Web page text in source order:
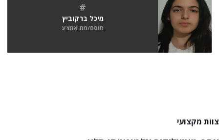
#
מיכל ברקוביץ
חוסם/מת אמצע
צוות מקצועי